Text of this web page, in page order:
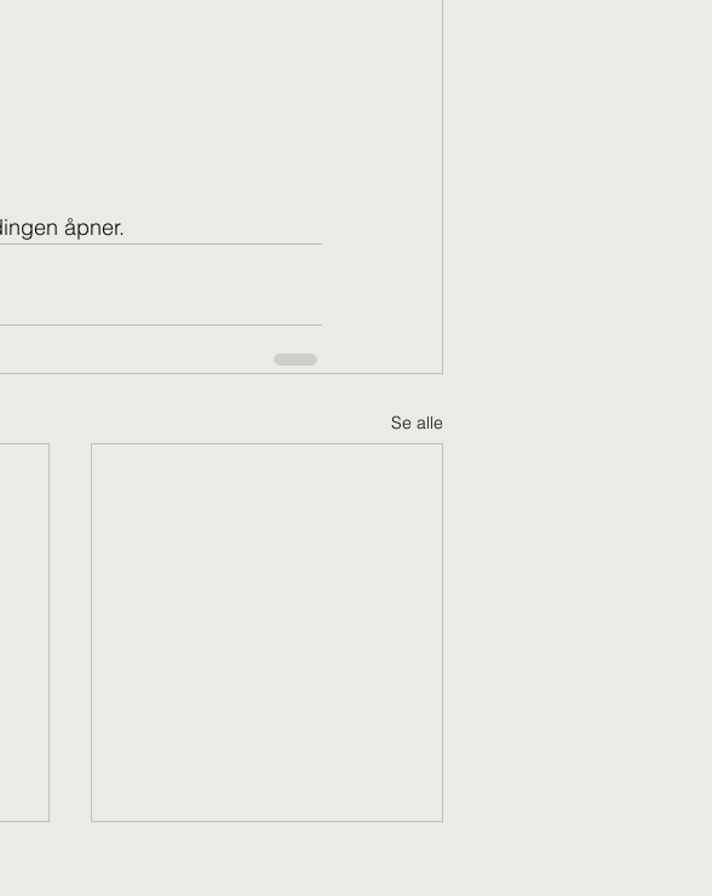
åpner.
Se alle